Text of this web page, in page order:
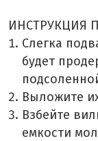
ИНСТРУКЦИЯ
Слегка
будет
Выложите
Взбейте
емкости